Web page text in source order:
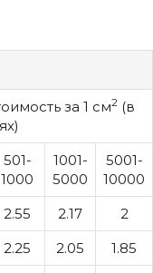
за 1 см2 (в
501-
1000
1001-
5000
5001-
10000
2.55 2.17
2
2.25 2.05
1.85